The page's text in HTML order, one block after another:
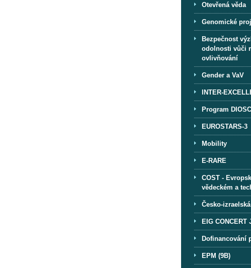
Otevřená věda
Genomické
Bezpečnost
odolnosti vůči
ovlivňování
Gender a VaV
INTER-
Program
EUROSTARS-3
Mobility
E-RARE
COST -
vědeckém a
Česko-
EIG CONCERT
Dofinancování
EPM (9B)